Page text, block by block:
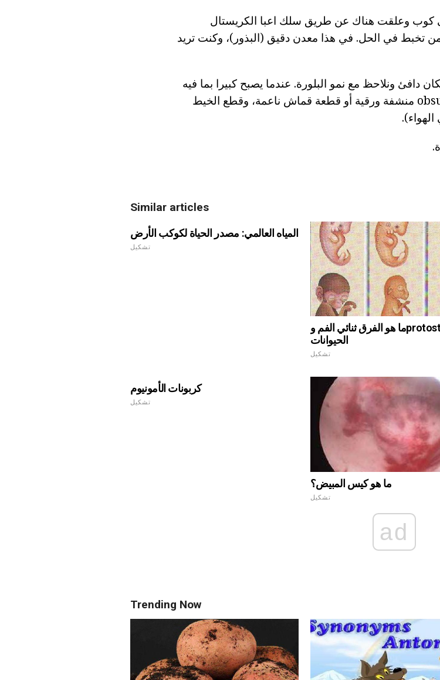
وعلقت هناك عن طريق سلك اعبا الكريستال
تخبط في الحل. في هذا معدن دقيق (البذور)، وكنت تريد
ونلاحظ مع نمو البلورة. عندما يصبح كبيرا بما فيه
الكفاية، يؤخذ بها من الحل، obsushivayut منشفة ورقية أو قطعة قماش ناعمة، وقطع الخيط
Similar articles
المياه العالمي: مصدر الحياة لكوكب الأرض
تشكيل
ما هو الفرق ثنائي الفم وprotostomes
الحيوانات
تشكيل
كربونات الأمونيوم
تشكيل
ما هو كيس المبيض؟
تشكيل
ad
Trending Now